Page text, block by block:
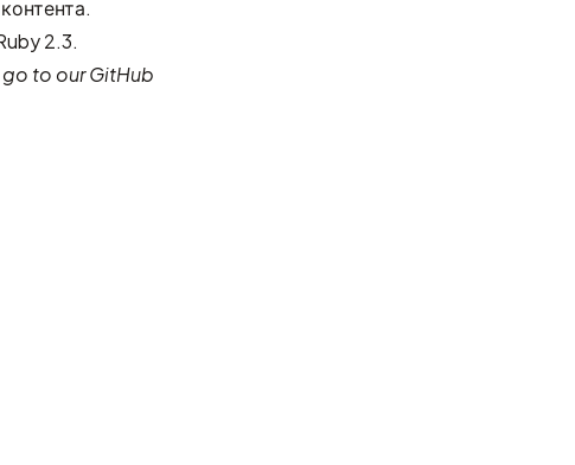
2.3.
go to ourGitHub